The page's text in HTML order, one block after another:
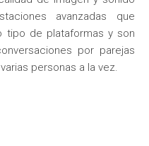
avanzadas que
tipo de plataformas y son
por parejas
personas a la vez.